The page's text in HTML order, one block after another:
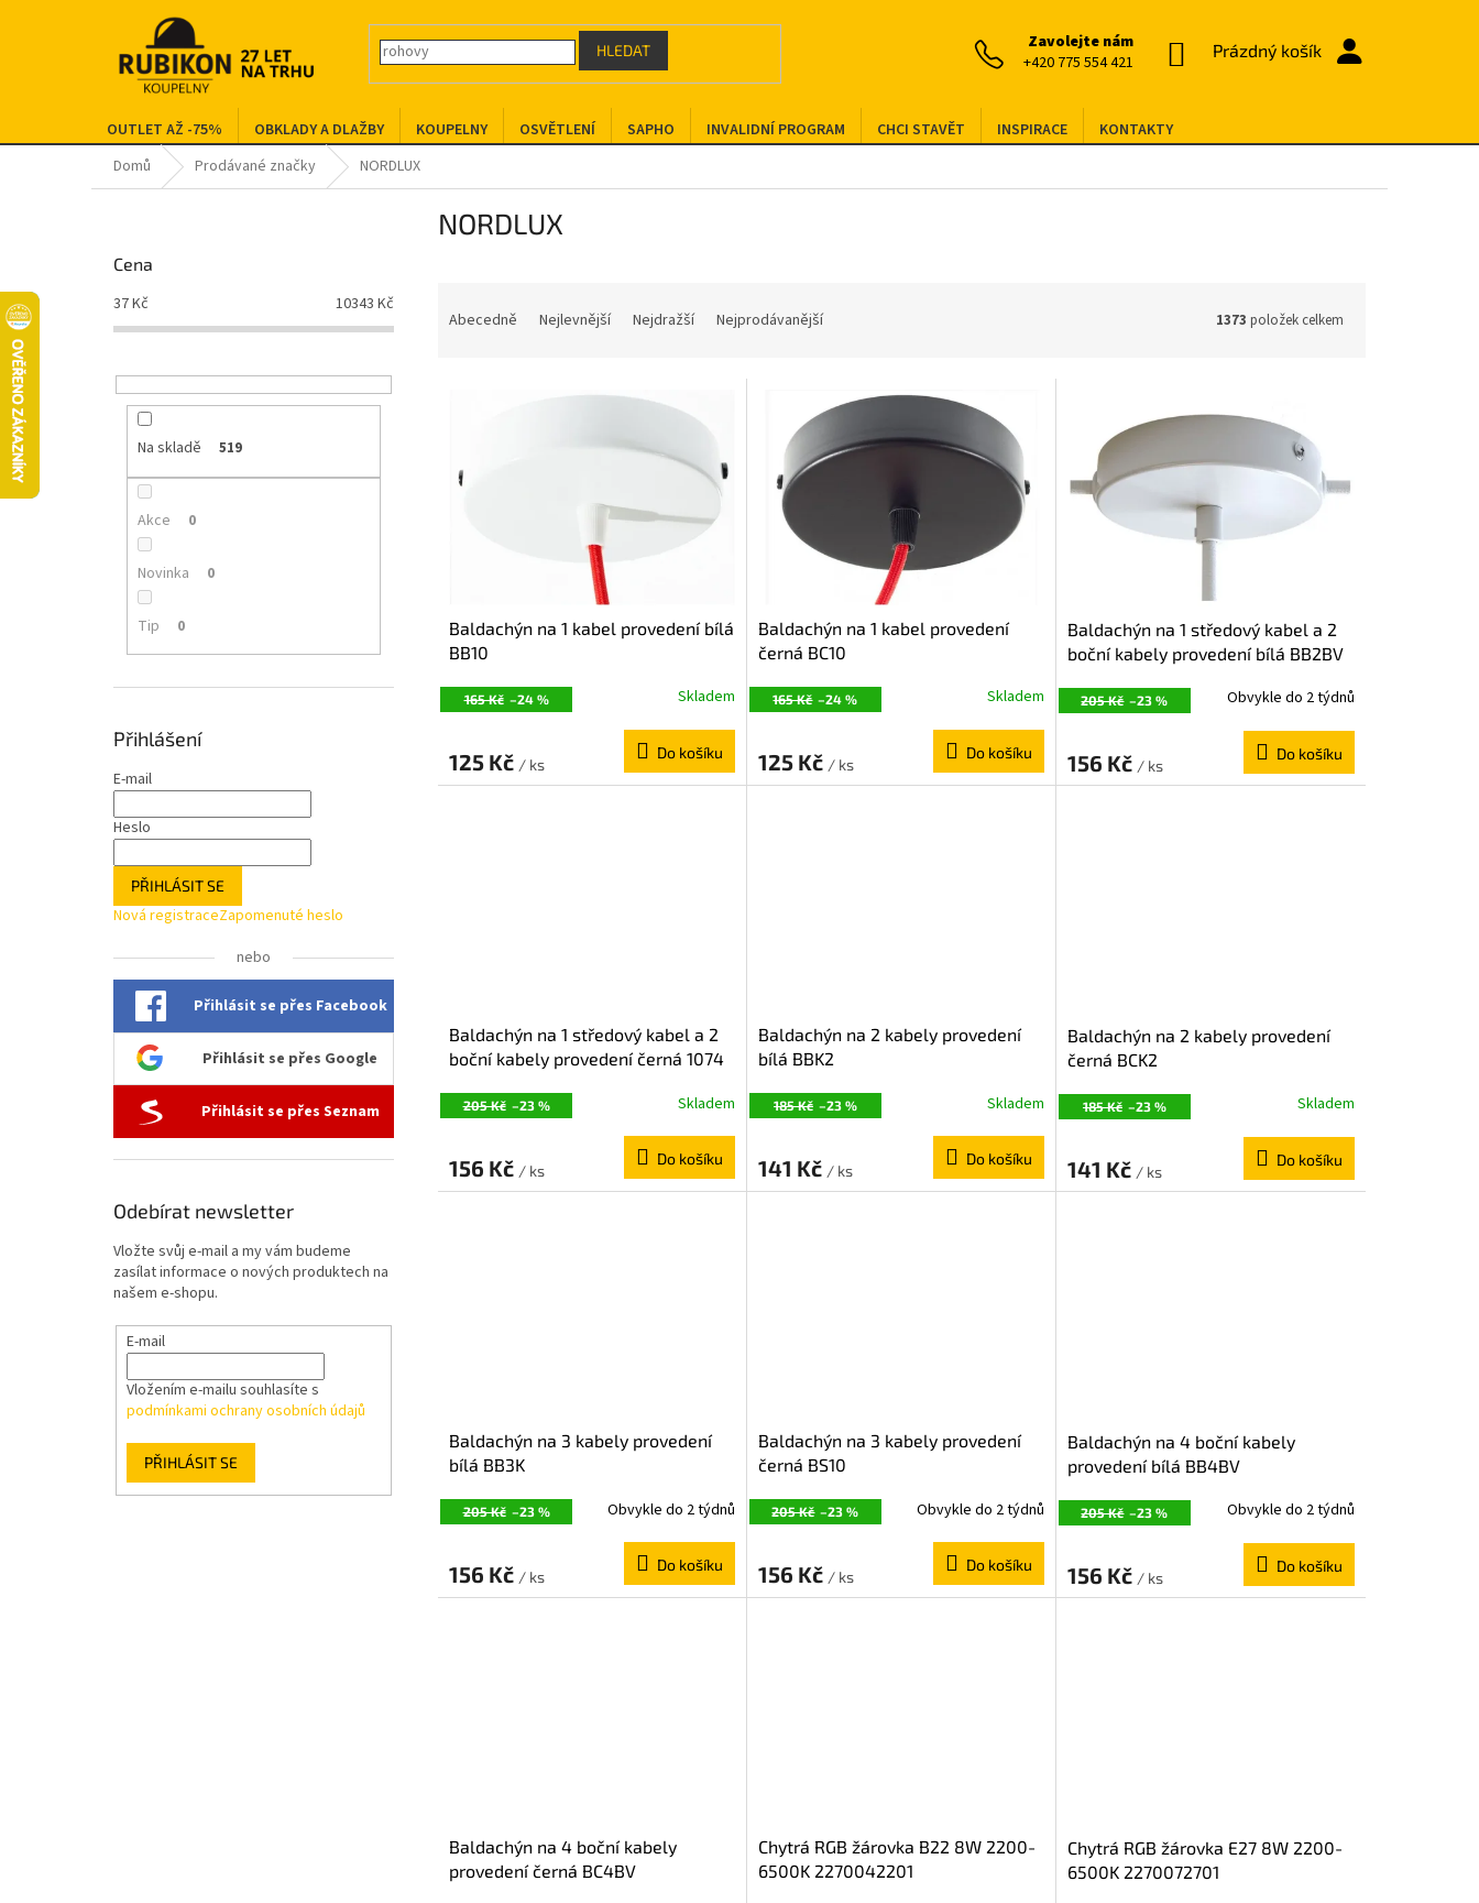
HLEDAT
Zavolejte nám
+420 775 554 421
NÁKUPNÍ
Prázdný košík
OUTLET AŽ -75% OBKLADY A DLAŽBY KOUPELNY OSVĚTLENÍ SAPHO INVALIDNÍ PROGRAM CHCI STAVĚT INSPIRACE
KONTAKTY
Domů
Prodávané značky NORDLUX
Cena
37Kč 10343 Kč
Na skladě 519
Akce 0
Novinka 0
Tip 0
Přihlášení
E-mail
Heslo
PŘIHLÁSIT SE
Nová registraceZapomenuté heslo
nebo
Přihlásit se přes Facebook
Přihlásit se přes Google
Přihlásit se přes Seznam
Odebírat newsletter
Vložte svůj e-mail a my vám budeme
zasílat informace o nových produktech na
našem e-shopu.
E-mail
Vložením e-mailu souhlasíte s
podmínkami ochrany osobních údajů
PŘIHLÁSIT SE
NORDLUX
Abecedně Nejlevnější Nejdražší Nejprodávanější 1373 položek celkem
ů
165 Kč –24 %
Baldachýn na 1 kabel provedení bílá
BB10
Skladem
125 Kč / ks
Do košíku
165 Kč –24 %
Baldachýn na 1 kabel provedení
černá BC10
Skladem
125 Kč / ks
Do košíku
205 Kč –23 %
Baldachýn na 1 středový kabel a 2
boční kabely provedení bílá BB2BV
Obvykle do 2 týdnů
156 Kč / ks
Do košíku
205 Kč –23 %
Baldachýn na 1 středový kabel a 2
boční kabely provedení černá 1074
Skladem
156 Kč / ks
Do košíku
185 Kč –23 %
Baldachýn na 2 kabely provedení
bílá BBK2
Skladem
141 Kč / ks
Do košíku
185 Kč –23 %
Baldachýn na 2 kabely provedení
černá BCK2
Skladem
141 Kč / ks
Do košíku
205 Kč –23 %
Baldachýn na 3 kabely provedení
bílá BB3K
Obvykle do 2 týdnů
156 Kč / ks
Do košíku
205 Kč –23 %
Baldachýn na 3 kabely provedení
černá BS10
Obvykle do 2 týdnů
156 Kč / ks
Do košíku
205 Kč –23 %
Baldachýn na 4 boční kabely
provedení bílá BB4BV
Obvykle do 2 týdnů
156 Kč / ks
Do košíku
Baldachýn na 4 boční kabely
provedení černá BC4BV
Chytrá RGB žárovka B22 8W 2200-
6500K 2270042201
Chytrá RGB žárovka E27 8W 2200-
6500K 2270072701